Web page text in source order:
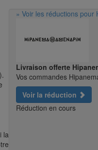
la
» Voir les réductions pour
Livraison offerte
Vos commandes
Voir la réduction
Réduction en cours